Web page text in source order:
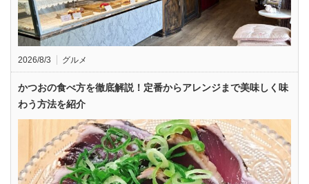
2026/8/3 グルメ
かつおの食べ方を徹底解説！定番からアレンジまで美味しく味
わう方法を紹介